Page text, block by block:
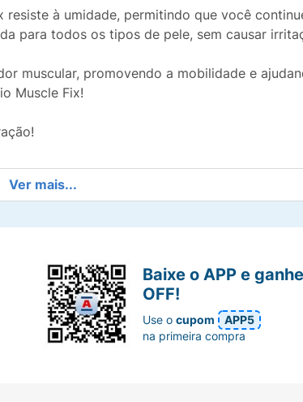
à umidade, permitindo que você
para todos os tipos de pele, sem causar
muscular, promovendo a mobilidade e
Muscle Fix!
Ver mais...
Baixe o APP e
OFF!
Use ocupom
APP5
na primeira compra